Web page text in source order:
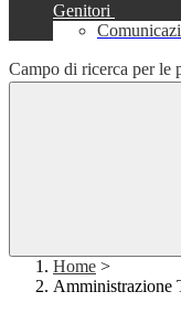
Genitori
Campo di ricerca per le
Home >
Amministrazione